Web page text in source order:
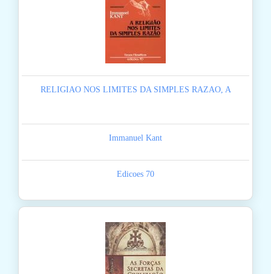
RELIGIAO NOS LIMITES DA SIMPLES RAZAO, A
Immanuel Kant
Edicoes 70